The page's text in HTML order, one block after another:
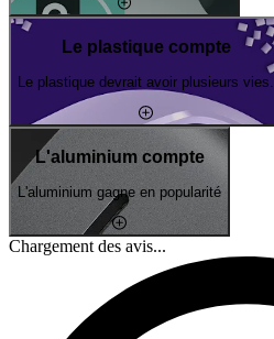
Le plastique compte
Le plastique devrait avoir plusieurs vies.
L'aluminium compte
L'aluminium gagne en popularité
Chargement des avis...